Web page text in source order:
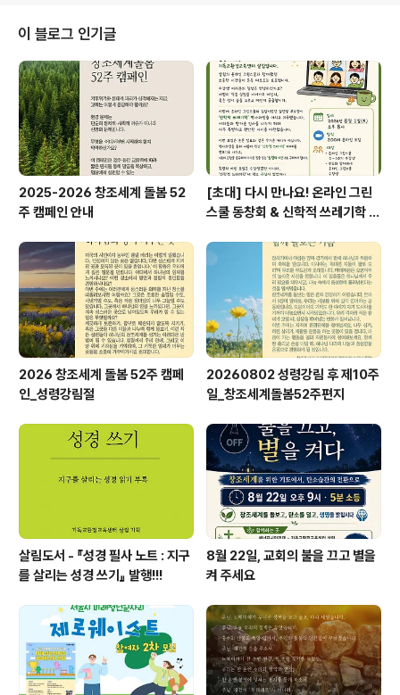
니다 지구 돌봄의 다짐으로 시작하여장바구니, 에코백, 다
회용 용기 사용하기일회용 플라스틱 거절하기로 지구를 살
려요 일회용 비닐봉지 하나가 분해되는 데만 500년이 걸
립니다.우리 모두 함께 #용기내 이 문제를 해결할 수 있습
니다! 우리의 작은 실천이 변화를 만듭니다.작은 변화가 지
구를 살립니다.지구 돌봄, 우리 모두 ..
이 블로그 인기글
2025-2026 창조세계 돌봄 52
주 캠페인 안내
[초대] 다시 만나요! 온라인 그린
스쿨 동창회 & 신학적 쓰레기학 이
2026 창조세계 돌봄 52주 캠페
인_성령강림절
20260802 성령강림 후 제10주
일_창조세계돌봄52주편지
살림도서 - 『성경 필사 노트 : 지구
를 살리는 성경 쓰기』 발행!!!
8월 22일, 교회의 불을 끄고 별을
켜 주세요